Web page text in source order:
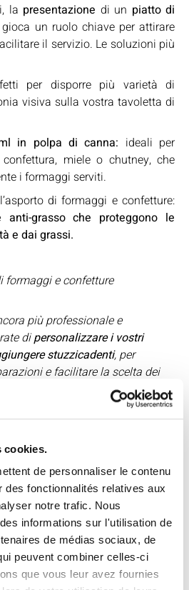
cookies.
de personnaliser le contenu
des fonctionnalités relatives aux
notre trafic. Nous
informations sur l'utilisation de
de médias sociaux, de
peuvent combiner celles-ci
que vous leur avez fournies
la presentazione di un piatto di
gioca un ruolo chiave per attirare
il servizio. Le soluzioni più
per disporre più varietà di
visiva sulla vostra tavoletta di
in polpa di canna: ideali per
miele o chutney, che
i formaggi serviti.
di formaggi e confetture:
grassoche proteggono le
e dai grassi.
formaggi e confetture
più professionale e
dipersonalizzare i vostri
stuzzicadenti, per
e facilitare la scelta dei
piatti e verrine per
raffinato
di aperitivi e piatti
utilizzare supportiresistenti,
:supportano piatti caldi e si
agli abbinamenti dolce-salato.